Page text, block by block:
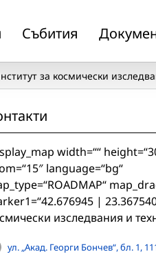
Събития
за космически
width=““
language=“bg“
|
изследвания и
ул. „Акад. Георги Бончев“, бл. 1,